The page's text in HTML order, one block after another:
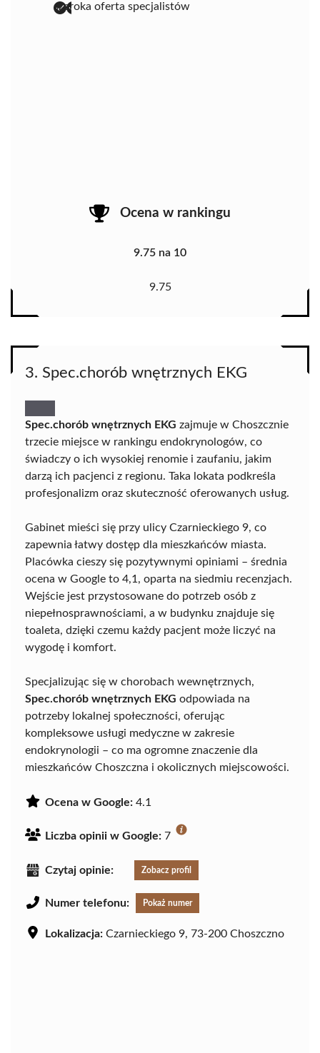
szeroka oferta specjalistów
Ocena w rankingu
9.75 na 10
9.75
3. Spec.chorób wnętrznych EKG
Spec.chorób wnętrznych EKG zajmuje w Choszcznie
trzecie miejsce w rankingu endokrynologów, co
świadczy o ich wysokiej renomie i zaufaniu, jakim
darzą ich pacjenci z regionu. Taka lokata podkreśla
profesjonalizm oraz skuteczność oferowanych usług.
Gabinet mieści się przy ulicy Czarnieckiego 9, co
zapewnia łatwy dostęp dla mieszkańców miasta.
Placówka cieszy się pozytywnymi opiniami – średnia
ocena w Google to 4,1, oparta na siedmiu recenzjach.
Wejście jest przystosowane do potrzeb osób z
niepełnosprawnościami, a w budynku znajduje się
toaleta, dzięki czemu każdy pacjent może liczyć na
wygodę i komfort.
Specjalizując się w chorobach wewnętrznych,
Spec.chorób wnętrznych EKG odpowiada na
potrzeby lokalnej społeczności, oferując
kompleksowe usługi medyczne w zakresie
endokrynologii – co ma ogromne znaczenie dla
mieszkańców Choszczna i okolicznych miejscowości.
Ocena w Google: 4.1
Liczba opinii w Google: 7
Czytaj opinie: Zobacz profil
Numer telefonu: Pokaż numer
Lokalizacja: Czarnieckiego 9, 73-200 Choszczno